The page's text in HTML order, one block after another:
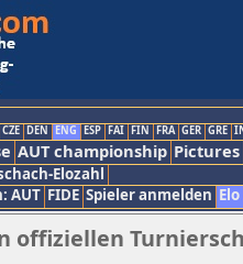
CZE DEN ENG ESP FAI FIN FRA GER GRE
AUT championship Pictures
Elozahl
AUT FIDE Spieler anmelden
offiziellen